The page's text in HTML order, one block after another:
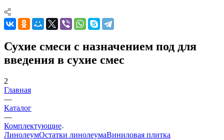
Сухие смеси с назначением под для
введения в сухие смес
2
Главная
—
Каталог
—
Комплектующие
ЛинолеумОстатки линолеумаВиниловая плитка